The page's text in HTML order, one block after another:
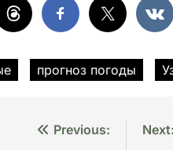
прогноз погоды
Previous:
Next: